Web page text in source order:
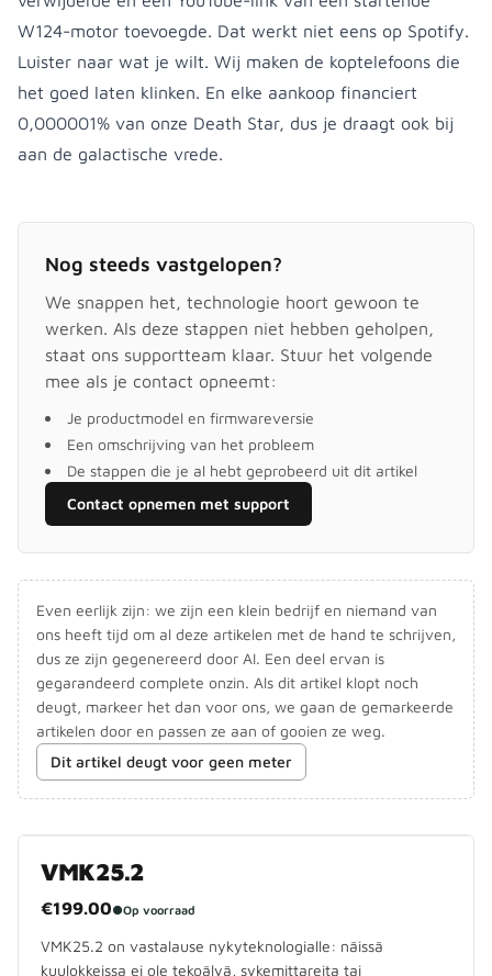
W124-motor toevoegde. Dat werkt niet eens op Spotify.
Luister naar wat je wilt. Wij maken de koptelefoons die
het goed laten klinken. En elke aankoop financiert
0,000001% van onze Death Star, dus je draagt ook bij
aan de galactische vrede.
Nog steeds vastgelopen?
We snappen het, technologie hoort gewoon te
werken. Als deze stappen niet hebben geholpen,
staat ons supportteam klaar. Stuur het volgende
mee als je contact opneemt:
Je productmodel en firmwareversie
Een omschrijving van het probleem
De stappen die je al hebt geprobeerd uit dit artikel
Contact opnemen met support
Even eerlijk zijn: we zijn een klein bedrijf en niemand van
ons heeft tijd om al deze artikelen met de hand te schrijven,
dus ze zijn gegenereerd door AI. Een deel ervan is
gegarandeerd complete onzin. Als dit artikel klopt noch
deugt, markeer het dan voor ons, we gaan de gemarkeerde
artikelen door en passen ze aan of gooien ze weg.
Dit artikel deugt voor geen meter
VMK25.2
€199.00●Op voorraad
VMK25.2 on vastalause nykyteknologialle: näissä
kuulokkeissa ei ole tekoälyä, sykemittareita tai